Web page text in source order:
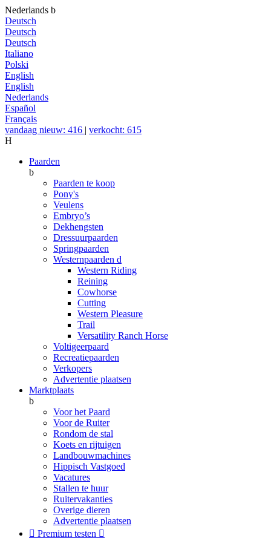
Nederlands b
Deutsch
Deutsch
Deutsch
Italiano
Polski
English
English
Nederlands
Español
Français
vandaag nieuw: 416 | verkocht: 615
H
Paarden
b
Paarden te koop
Pony's
Veulens
Embryo’s
Dekhengsten
Dressuurpaarden
Springpaarden
Westernpaarden d
Western Riding
Reining
Cowhorse
Cutting
Western Pleasure
Trail
Versatility Ranch Horse
Voltigeerpaard
Recreatiepaarden
Verkopers
Advertentie plaatsen
Marktplaats
b
Voor het Paard
Voor de Ruiter
Rondom de stal
Koets en rijtuigen
Landbouwmachines
Hippisch Vastgoed
Vacatures
Stallen te huur
Ruitervakanties
Overige dieren
Advertentie plaatsen
 Premium testen 